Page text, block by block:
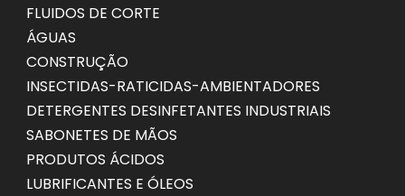
FLUIDOS DE CORTE
ÁGUAS
CONSTRUÇÃO
INSECTIDAS-RATICIDAS-AMBIENTADORES
DETERGENTES DESINFETANTES INDUSTRIAIS
SABONETES DE MÃOS
PRODUTOS ÁCIDOS
LUBRIFICANTES E ÓLEOS